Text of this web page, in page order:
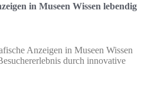
in Museen Wissen lebendig
Anzeigen in Museen Wissen
durch innovative